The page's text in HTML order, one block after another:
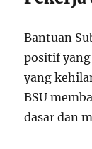
Bantuan
positif
yang
BSU
dasar dan